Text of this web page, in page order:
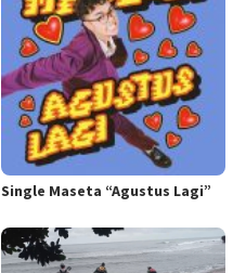
Single Maseta “Agustus Lagi”